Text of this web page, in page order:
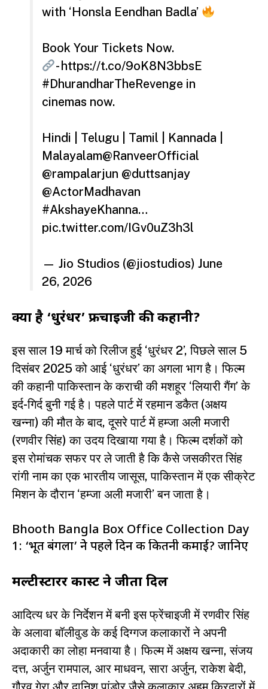
with ‘Honsla Eendhan Badla’
Book Your Tickets Now.
- https://t.co/9oK8N3bbsE
#DhurandharTheRevenge in
cinemas now.
Hindi | Telugu | Tamil | Kannada |
Malayalam@RanveerOfficial
@rampalarjun @duttsanjay
@ActorMadhavan
#AkshayeKhanna…
pic.twitter.com/IGv0uZ3h3l
— Jio Studios (@jiostudios) June
26, 2026
क्या है ‘धुरंधर’ फ्रेंचाइजी की कहानी?
इस साल 19 मार्च को रिलीज हुई ‘धुरंधर 2’, पिछले साल 5
दिसंबर 2025 को आई ‘धुरंधर’ का अगला भाग है। फिल्म
की कहानी पाकिस्तान के कराची की मशहूर ‘लियारी गैंग’ के
इर्द-गिर्द बुनी गई है। पहले पार्ट में रहमान डकैत (अक्षय
खन्ना) की मौत के बाद, दूसरे पार्ट में हम्जा अली मजारी
(रणवीर सिंह) का उदय दिखाया गया है। फिल्म दर्शकों को
इस रोमांचक सफर पर ले जाती है कि कैसे जसकीरत सिंह
रांगी नाम का एक भारतीय जासूस, पाकिस्तान में एक सीक्रेट
मिशन के दौरान ‘हम्जा अली मजारी’ बन जाता है।
Bhooth Bangla Box Office Collection Day
1: ‘भूत बंगला’ नेे पहले दिन की कितनी कमाई? जानिए
मल्टीस्टारर कास्ट ने जीता दिल
आदित्य धर के निर्देशन में बनी इस फ्रेंचाइजी में रणवीर सिंह
के अलावा बॉलीवुड के कई दिग्गज कलाकारों ने अपनी
अदाकारी का लोहा मनवाया है। फिल्म में अक्षय खन्ना, संजय
दत्त, अर्जुन रामपाल, आर माधवन, सारा अर्जुन, राकेश बेदी,